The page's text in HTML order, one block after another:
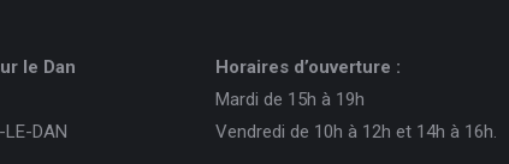
le Dan
LE-DAN
Horaires d’ouverture :
Mardi de 15h à 19h
Vendredi de 10h à 12h et 14h à 16h.